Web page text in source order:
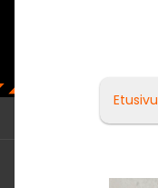
Etusivu